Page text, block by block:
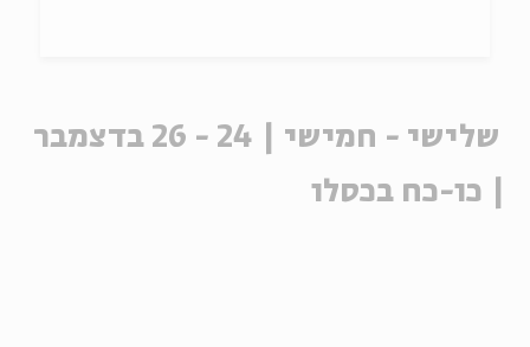
שלישי - חמישי | 24 - 26 בדצמבר
| כו-כח בכסלו